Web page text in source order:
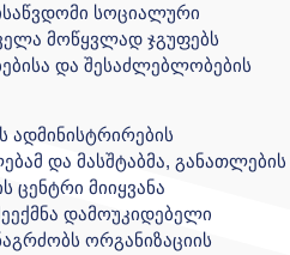
სოციალური
მოწყვლად ჯგუფებს
და შესაძლებლობების
ადმინისტრირების
და მასშტაბმა, განათლების
ცენტრი მიიყვანა
დამოუკიდებელი
ორგანიზაციის